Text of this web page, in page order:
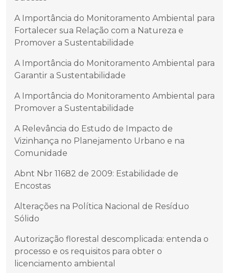
A Importância do Monitoramento Ambiental para
Fortalecer sua Relação com a Natureza e
Promover a Sustentabilidade
A Importância do Monitoramento Ambiental para
Garantir a Sustentabilidade
A Importância do Monitoramento Ambiental para
Promover a Sustentabilidade
A Relevância do Estudo de Impacto de
Vizinhança no Planejamento Urbano e na
Comunidade
Abnt Nbr 11682 de 2009: Estabilidade de
Encostas
Alterações na Política Nacional de Resíduo
Sólido
Autorização florestal descomplicada: entenda o
processo e os requisitos para obter o
licenciamento ambiental